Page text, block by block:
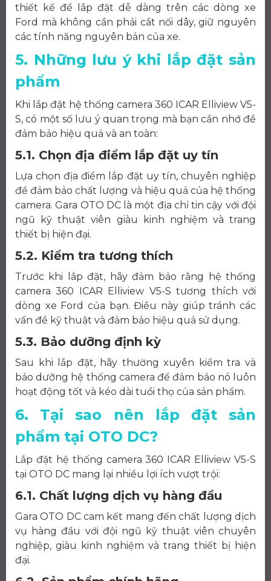
thiết kế để lắp đặt dễ dàng trên các dòng xe
Ford mà không cần phải cắt nối dây, giữ nguyên
các tính năng nguyên bản của xe.
5. Những lưu ý khi lắp đặt sản
phẩm
Khi lắp đặt hệ thống camera 360 ICAR Elliview V5-
S, có một số lưu ý quan trọng mà bạn cần nhớ để
đảm bảo hiệu quả và an toàn:
5.1. Chọn địa điểm lắp đặt uy tín
Lựa chọn địa điểm lắp đặt uy tín, chuyên nghiệp
để đảm bảo chất lượng và hiệu quả của hệ thống
camera. Gara OTO DC là một địa chỉ tin cậy với đội
ngũ kỹ thuật viên giàu kinh nghiệm và trang
thiết bị hiện đại.
5.2. Kiểm tra tương thích
Trước khi lắp đặt, hãy đảm bảo rằng hệ thống
camera 360 ICAR Elliview V5-S tương thích với
dòng xe Ford của bạn. Điều này giúp tránh các
vấn đề kỹ thuật và đảm bảo hiệu quả sử dụng.
5.3. Bảo dưỡng định kỳ
Sau khi lắp đặt, hãy thường xuyên kiểm tra và
bảo dưỡng hệ thống camera để đảm bảo nó luôn
hoạt động tốt và kéo dài tuổi thọ của sản phẩm.
6. Tại sao nên lắp đặt sản
phẩm tại OTO DC?
Lắp đặt hệ thống camera 360 ICAR Elliview V5-S
tại OTO DC mang lại nhiều lợi ích vượt trội:
6.1. Chất lượng dịch vụ hàng đầu
Gara OTO DC cam kết mang đến chất lượng dịch
vụ hàng đầu với đội ngũ kỹ thuật viên chuyên
nghiệp, giàu kinh nghiệm và trang thiết bị hiện
đại.